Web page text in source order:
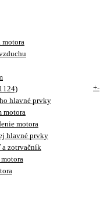
motora
+-
hlavné prvky
motora
motora
hlavné prvky
zotrvačník